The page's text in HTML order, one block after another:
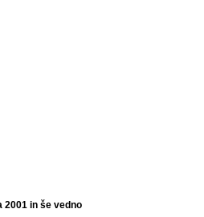
2001 in še vedno